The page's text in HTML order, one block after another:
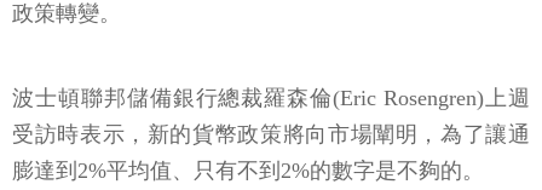
政策轉變。
波士頓聯邦儲備銀行總裁羅森倫(Eric Rosengren)上週
受訪時表示，新的貨幣政策將向市場闡明，為了讓通
膨達到2%平均值、只有不到2%的數字是不夠的。